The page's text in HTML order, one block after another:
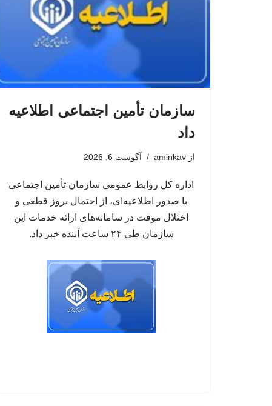
سازمان تأمین اجتماعی اطلاعیه
داد
از aminkav آگوست 6, 2026
اداره کل روابط عمومی سازمان تأمین اجتماعی
با صدور اطلاعیه‌ای، از احتمال بروز قطعی و
اختلال موقت در سامانه‌های ارائه خدمات این
سازمان طی ۲۴ ساعت آینده خبر داد.